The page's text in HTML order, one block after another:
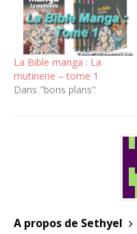
La Bible manga : La
mutinerie – tome 1
Dans "bons plans"
A propos de Sethyel